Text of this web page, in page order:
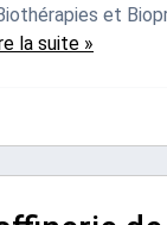
et
la suite »